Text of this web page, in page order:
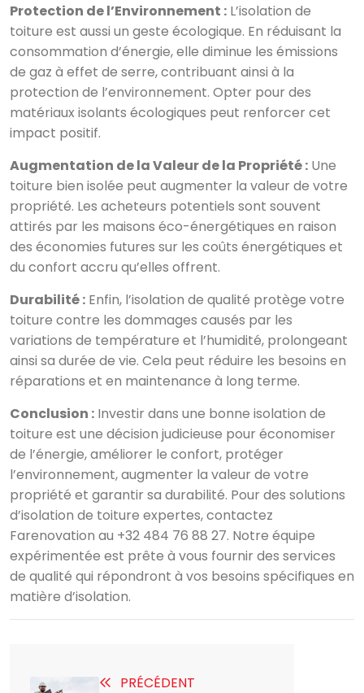
Protection de l’Environnement : L’isolation de
toiture est aussi un geste écologique. En réduisant la
consommation d’énergie, elle diminue les émissions
de gaz à effet de serre, contribuant ainsi à la
protection de l’environnement. Opter pour des
matériaux isolants écologiques peut renforcer cet
impact positif.
Augmentation de la Valeur de la Propriété : Une
toiture bien isolée peut augmenter la valeur de votre
propriété. Les acheteurs potentiels sont souvent
attirés par les maisons éco-énergétiques en raison
des économies futures sur les coûts énergétiques et
du confort accru qu’elles offrent.
Durabilité : Enfin, l’isolation de qualité protège votre
toiture contre les dommages causés par les
variations de température et l’humidité, prolongeant
ainsi sa durée de vie. Cela peut réduire les besoins en
réparations et en maintenance à long terme.
Conclusion : Investir dans une bonne isolation de
toiture est une décision judicieuse pour économiser
de l’énergie, améliorer le confort, protéger
l’environnement, augmenter la valeur de votre
propriété et garantir sa durabilité. Pour des solutions
d’isolation de toiture expertes, contactez
Farenovation au +32 484 76 88 27. Notre équipe
expérimentée est prête à vous fournir des services
de qualité qui répondront à vos besoins spécifiques en
matière d’isolation.
PRÉCÉDENT